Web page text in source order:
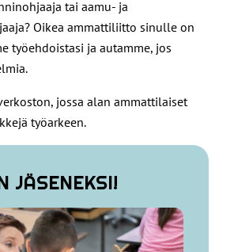
tai aamu- ja
Oikea ammattiliitto sinulle on
työehdoistasi ja autamme, jos
jossa alan ammattilaiset
työarkeen.
JÄSENEKSI!